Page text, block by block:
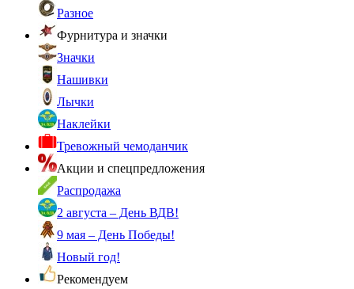
Разное
Фурнитура и значки
Значки
Нашивки
Лычки
Наклейки
Тревожный чемоданчик
Акции и спецпредложения
Распродажа
2 августа – День ВДВ!
9 мая – День Победы!
Новый год!
Рекомендуем